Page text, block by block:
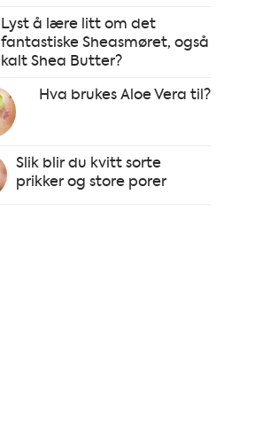
Lyst å lære litt om det
fantastiske Sheasmøret, også
kalt Shea Butter?
Hva brukes Aloe Vera til?
Slik blir du kvitt sorte
prikker og store porer